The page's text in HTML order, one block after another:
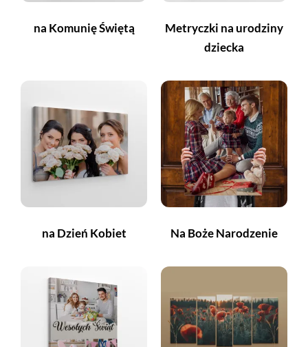
na Komunię Świętą
Metryczki na urodziny
dziecka
na Dzień Kobiet Na Boże Narodzenie